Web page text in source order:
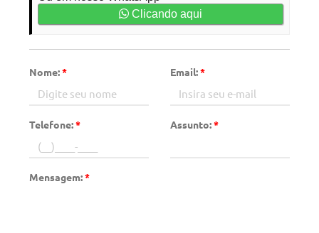
Clicando aqui
Nome:* Email:*
Telefone:* Assunto:*
Mensagem:*